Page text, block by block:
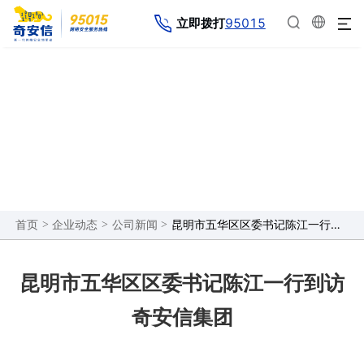
立即拨打95015
首页 > 企业动态 > 公司新闻 > 昆明市五华区区委书记陈江一行到访奇安信集团
昆明市五华区区委书记陈江一行到访
奇安信集团